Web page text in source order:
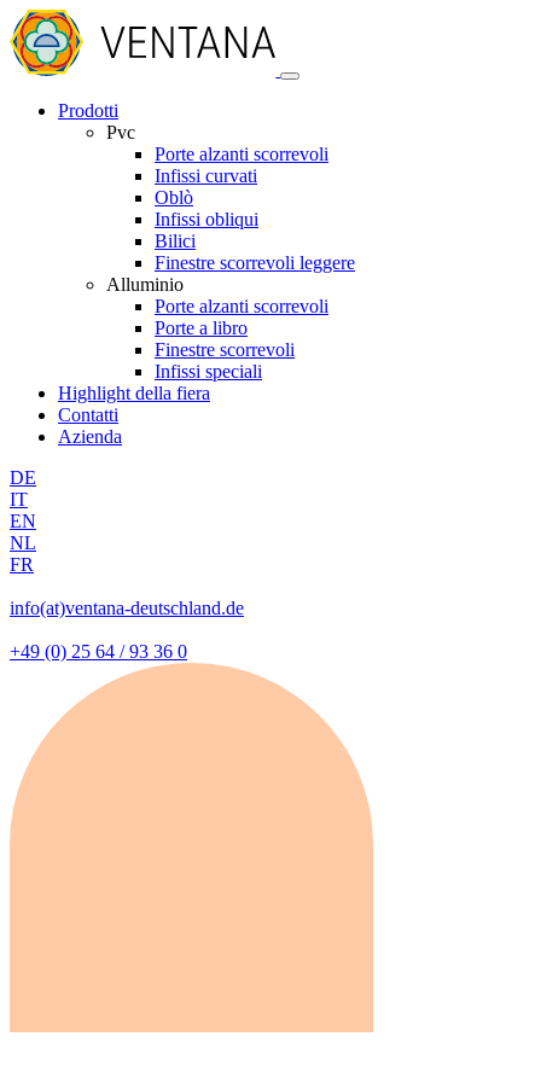
Prodotti
Pvc
Porte alzanti scorrevoli
Infissi curvati
Oblò
Infissi obliqui
Bilici
Finestre scorrevoli leggere
Alluminio
Porte alzanti scorrevoli
Porte a libro
Finestre scorrevoli
Infissi speciali
Highlight della fiera
Contatti
Azienda
DE
IT
EN
NL
FR
info(at)ventana-deutschland.de
+49 (0) 25 64 / 93 36 0